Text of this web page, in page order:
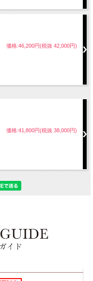
価格:46,200円(税抜 42,000円)
価格:41,800円(税抜 38,000円)